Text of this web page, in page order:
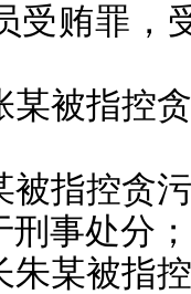
受贿罪，
被指控
指控贪
事处分；
某被指